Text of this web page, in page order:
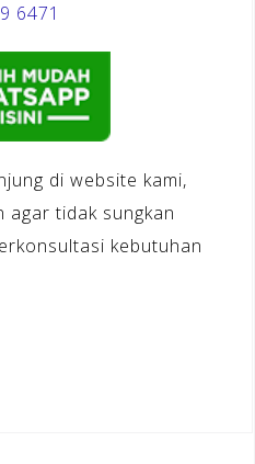
6471
di website kami,
agar tidak sungkan
kebutuhan